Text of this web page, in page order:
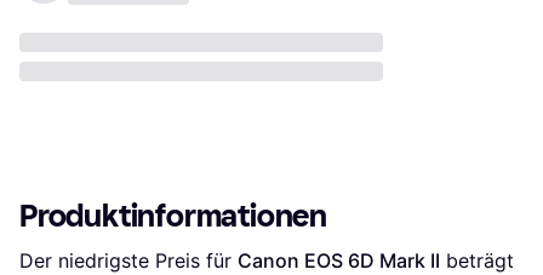
Produktinformationen
Der niedrigste Preis für Canon EOS 6D Mark II beträgt